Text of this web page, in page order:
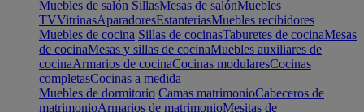
Muebles de salón SillasMesas de salónMuebles
TVVitrinasAparadoresEstanteriasMuebles recibidores
Muebles de cocina Sillas de cocinasTaburetes de cocinaMesas
de cocinaMesas y sillas de cocinaMuebles auxiliares de
cocinaArmarios de cocinaCocinas modularesCocinas
completasCocinas a medida
Muebles de dormitorio Camas matrimonioCabeceros de
matrimonioArmarios de matrimonioMesitas de